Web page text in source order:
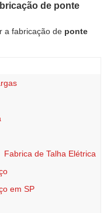
de ponte
a fabricação de ponte
Fabrica de Talha Elétrica
em SP